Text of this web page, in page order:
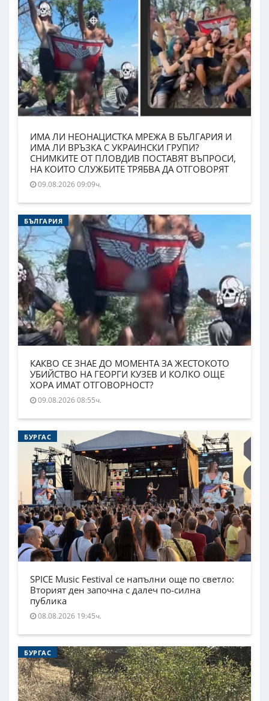
ИМА ЛИ НЕОНАЦИСТКА МРЕЖА В БЪЛГАРИЯ И
ИМА ЛИ ВРЪЗКА С УКРАИНСКИ ГРУПИ?
СНИМКИТЕ ОТ ПЛОВДИВ ПОСТАВЯТ ВЪПРОСИ,
НА КОИТО СЛУЖБИТЕ ТРЯБВА ДА ОТГОВОРЯТ
09.08.2026 09:09ч.
БЪЛГАРИЯ
КАКВО СЕ ЗНАЕ ДО МОМЕНТА ЗА ЖЕСТОКОТО
УБИЙСТВО НА ГЕОРГИ КУЗЕВ И КОЛКО ОЩЕ
ХОРА ИМАТ ОТГОВОРНОСТ?
09.08.2026 08:55ч.
БУРГАС
SPICE Music Festival се напълни още по светло:
Вторият ден започна с далеч по-силна
публика
08.08.2026 19:45ч.
БУРГАС